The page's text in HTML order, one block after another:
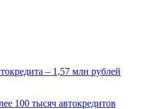
– 1,57 млн рублей
100 тысяч автокредитов